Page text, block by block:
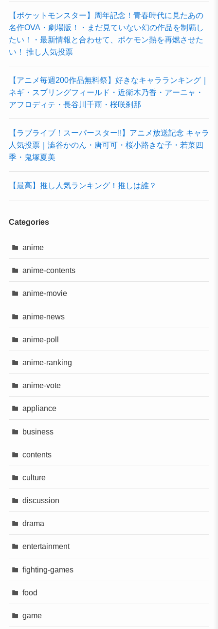
【ポケットモンスター】周年記念！青春時代に見たあの
名作OVA・劇場版！・まだ見ていない幻の作品を制覇し
たい！・最新情報と合わせて、ポケモン熱を再燃させた
い！ 推し人気投票
【アニメ毎週200作品無料祭】好きなキャラランキング｜
ネギ・スプリングフィールド・近衛木乃香・アーニャ・
アフロディテ・長谷川千雨・桜咲刹那
【ラブライブ！スーパースター!!】アニメ放送記念 キャラ
人気投票｜澁谷かのん・唐可可・桜小路きな子・若菜四
季・鬼塚夏美
【最高】推し人気ランキング！推しは誰？
Categories
anime
anime-contents
anime-movie
anime-news
anime-poll
anime-ranking
anime-vote
appliance
business
contents
culture
discussion
drama
entertainment
fighting-games
food
game